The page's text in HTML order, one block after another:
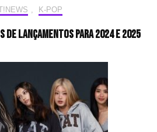
K-POP
de lançamentos para 2024 e 2025